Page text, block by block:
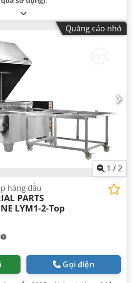
Quảng cáo nhỏ
1 /2
hàng đầu
PARTS
LYM1-2-Top
Gọi điện